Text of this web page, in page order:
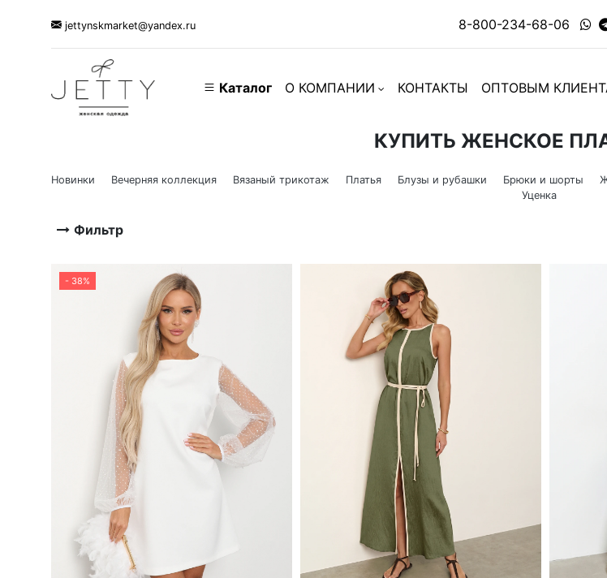
jettynskmarket@yandex.ru 8-800-234-68-06
Каталог О КОМПАНИИ КОНТАКТЫ ОПТОВЫМ
КУПИТЬ ЖЕНСКОЕ
Новинки Вечерняя коллекция Вязаный трикотаж Платья Блузы и рубашки Брюки и шорты
Уценка
Фильтр
- 38%